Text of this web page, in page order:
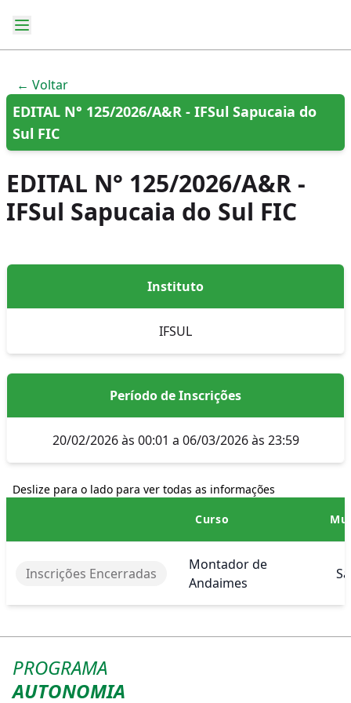
← Voltar
EDITAL N° 125/2026/A&R - IFSul Sapucaia do
Sul FIC
EDITAL N° 125/2026/A&R -
IFSul Sapucaia do Sul FIC
Instituto
IFSUL
Período de Inscrições
20/02/2026 às 00:01 a 06/03/2026 às 23:59
Deslize para o lado para ver todas as informações
Curso
Inscrições Encerradas
Montador de
Andaimes
PROGRAMA
AUTONOMIA